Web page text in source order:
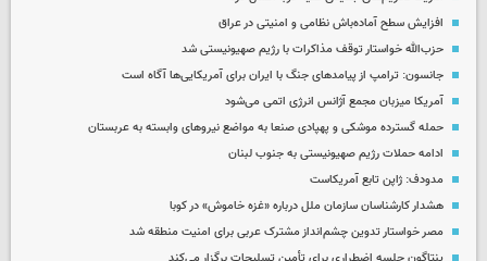
افزایش سطح آماده‌باش نظامی و امنیتی در عراق
حزب‌الله خواستار توقف مذاکرات با رژیم صهیونیستی شد
جانسون: ترامپ از پیامدهای جنگ با ایران برای آمریکایی‌ها آگاه است
آمریکا میزبان مجمع آژانس انرژی اتمی می‌شود
حمله گسترده موشکی و پهپادی صنعا به مواضع نیروهای وابسته به عربستان
ادامه حملات رژیم صهیونیستی به جنوب لبنان
مدودف: ژاپن تابع آمریکاست
هشدار کارشناسان سازمان ملل درباره «غزه‌ خاموش» در کوبا
مصر خواستار تدوین چشم‌انداز مشترک عربی برای امنیت منطقه شد